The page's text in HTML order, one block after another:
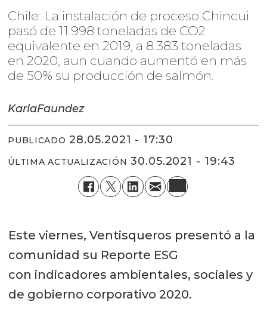
Chile: La instalación de proceso Chincui
pasó de 11.998 toneladas de CO2
equivalente en 2019, a 8.383 toneladas
en 2020, aun cuando aumentó en más
de 50% su producción de salmón.
KarlaFaundez
PUBLICADO 28.05.2021 - 17:30
ÚLTIMA ACTUALIZACIÓN 30.05.2021 - 19:43
Este viernes, Ventisqueros presentó a la
comunidad su Reporte ESG
con indicadores ambientales, sociales y
de gobierno corporativo 2020.